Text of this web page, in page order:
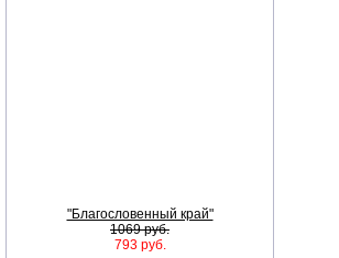
"Благословенный край"
1069 руб.
793 руб.